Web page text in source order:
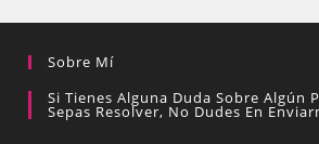
Sobre Mí
Si Tienes Alguna Duda Sobre Algún
Sepas Resolver, No Dudes En